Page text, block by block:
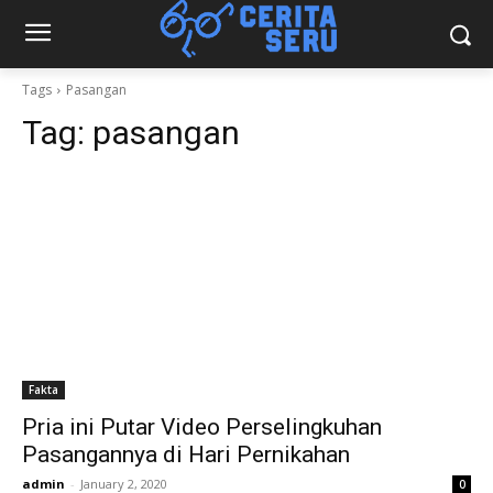
Tags Pasangan
Tag: pasangan
Fakta
Pria ini Putar Video Perselingkuhan
Pasangannya di Hari Pernikahan
admin - January 2, 2020 0